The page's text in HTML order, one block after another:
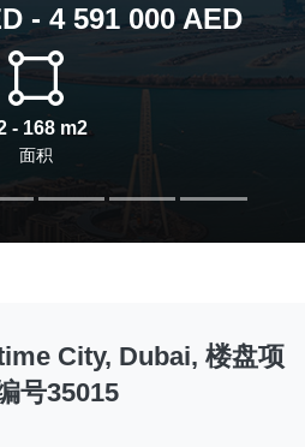
- 4 591 000 AED
- 168 m2
面积
City, Dubai, 楼盘项
号35015